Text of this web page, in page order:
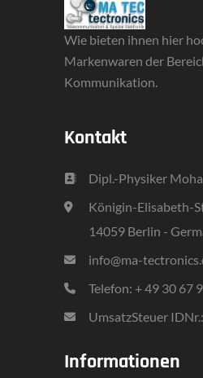
Wie bieten ihnen hier
Markenwaren der
Kommunikation.
Kontakt
Dipl.-Physiker
Königin-Elisabeth-
14059 Berlin -
info@ma-
Telefon: + 49 30 67
UmsatzSteuer
Informationen